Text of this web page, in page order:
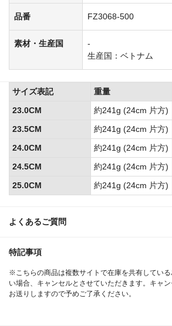
品番 FZ3068-500
素材・生産国
-
生産国：ベトナム
よくあるご質問
特記事項
※こちらの商品は複数サイトで在庫を共有してい
い場合、キャンセルとさせていただきます。キャ
お送りしますので予めご了承ください。
サイズ表記 重量
23.0CM
約241g (24cm 片方)
23.5CM
約241g (24cm 片方)
24.0CM
約241g (24cm 片方)
24.5CM
約241g (24cm 片方)
25.0CM
約241g (24cm 片方)